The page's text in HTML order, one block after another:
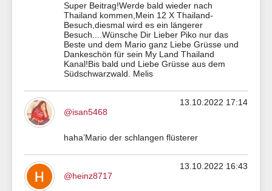
Super Beitrag!Werde bald wieder nach
Thailand kommen,Mein 12 X Thailand-
Besuch,diesmal wird es ein längerer
Besuch....Wünsche Dir Lieber Piko nur das
Beste und dem Mario ganz Liebe Grüsse und
Dankeschön für sein My Land Thailand
Kanal!Bis bald und Liebe Grüsse aus dem
Südschwarzwald. Melis
13.10.2022 17:14
@isan5468
haha’Mario der schlangen flüsterer
13.10.2022 16:43
@heinz8717